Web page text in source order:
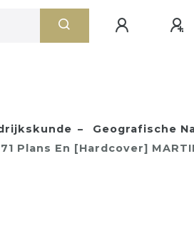
Geografische
Plans En [Hardcover]